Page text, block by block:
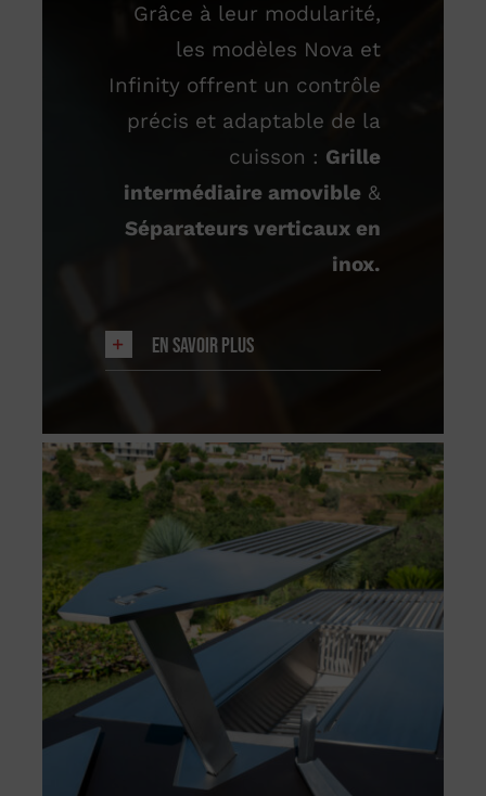
Grâce à leur modularité,
les modèles Nova et
Infinity offrent un contrôle
précis et adaptable de la
cuisson : Grille
intermédiaire amovible &
Séparateurs verticaux en
inox.
En savoir plus